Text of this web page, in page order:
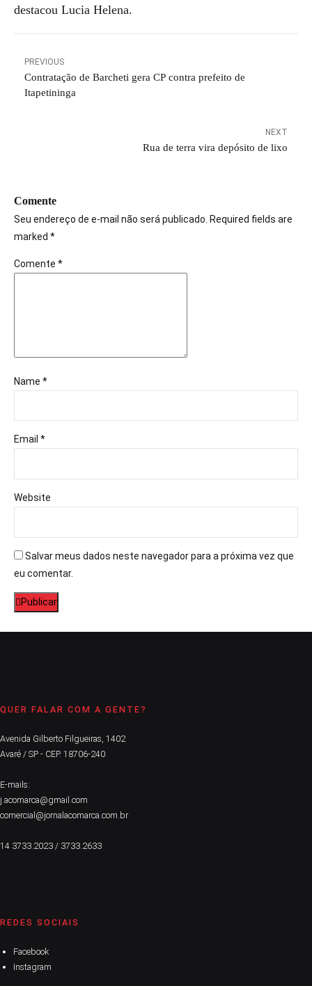
destacou Lucia Helena.
PREVIOUS
Contratação de Barcheti gera CP contra prefeito de
Itapetininga
NEXT
Rua de terra vira depósito de lixo
Comente
Seu endereço de e-mail não será publicado. Required fields are
marked *
Comente *
Name *
Email *
Website
Salvar meus dados neste navegador para a próxima vez que
eu comentar.
Publicar
QUER FALAR COM A GENTE?
Avenida Gilberto Filgueiras, 1402
Avaré / SP - CEP. 18706-240
E-mails:
j.acomarca@gmail.com
comercial@jornalacomarca.com.br
14 3733.2023 / 3733.2633
REDES SOCIAIS
Facebook
Instagram